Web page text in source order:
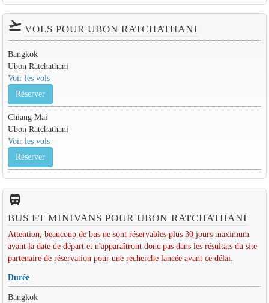
flight_takeoff VOLS POUR UBON RATCHATHANI
Bangkok
Ubon Ratchathani
Voir les vols
Réserver
Chiang Mai
Ubon Ratchathani
Voir les vols
Réserver
directions_bus_filled
BUS ET MINIVANS POUR UBON RATCHATHANI
Attention, beaucoup de bus ne sont réservables plus 30 jours maximum
avant la date de départ et n'apparaîtront donc pas dans les résultats du site
partenaire de réservation pour une recherche lancée avant ce délai.
Durée
Bangkok